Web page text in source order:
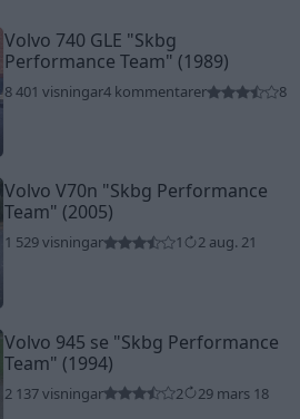
Volvo 740 GLE "Skbg
Performance Team" (1989)
8 401 visningar4 kommentarer 8
Volvo V70n "Skbg Performance
Team" (2005)
1 529 visningar 1 2 aug. 21
Volvo 945 se "Skbg Performance
Team" (1994)
2 137 visningar 2 29 mars 18